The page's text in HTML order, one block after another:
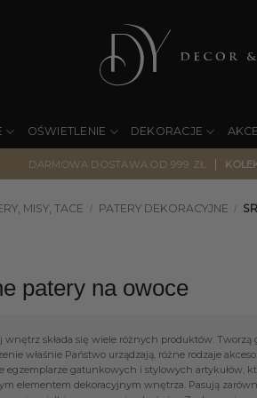
OŚWIETLENIE DEKORACJE
DARMOWA DOSTAWA OD 999 ZŁ |
MISY, TACE / PATERY DEKORACYJNE /
patery na owoce
wnętrz składa się wiele różnych produktów.
właśnie Państwo urządzają, różne rodzaje
egzemplarze gatunkowych i stylowych artykułów,
elementem dekoracyjnym wnętrza. Pasują